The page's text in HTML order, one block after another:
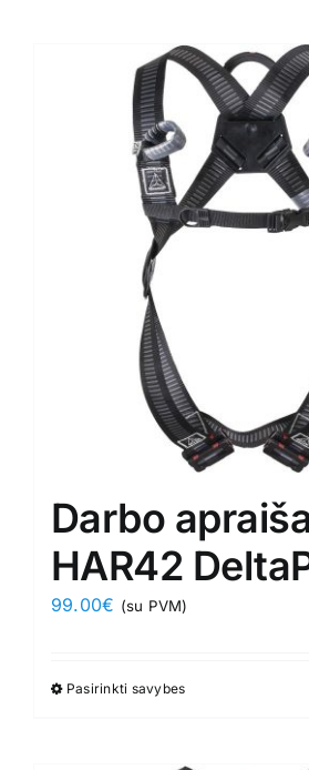
Darbo
HAR42
99.00€ (su PVM)
Pasirinkti savybesThis